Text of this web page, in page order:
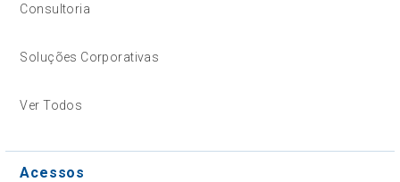
Consultoria
Soluções Corporativas
Ver Todos
Acessos